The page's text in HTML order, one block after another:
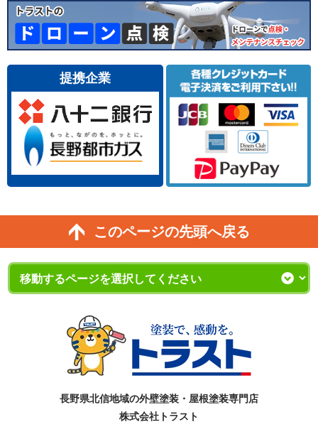
このページの先頭へ戻る
長野県北信地域の外壁塗装・屋根塗装専門店
株式会社トラスト
〒381-2205 長野県長野市青木島町大塚352-2